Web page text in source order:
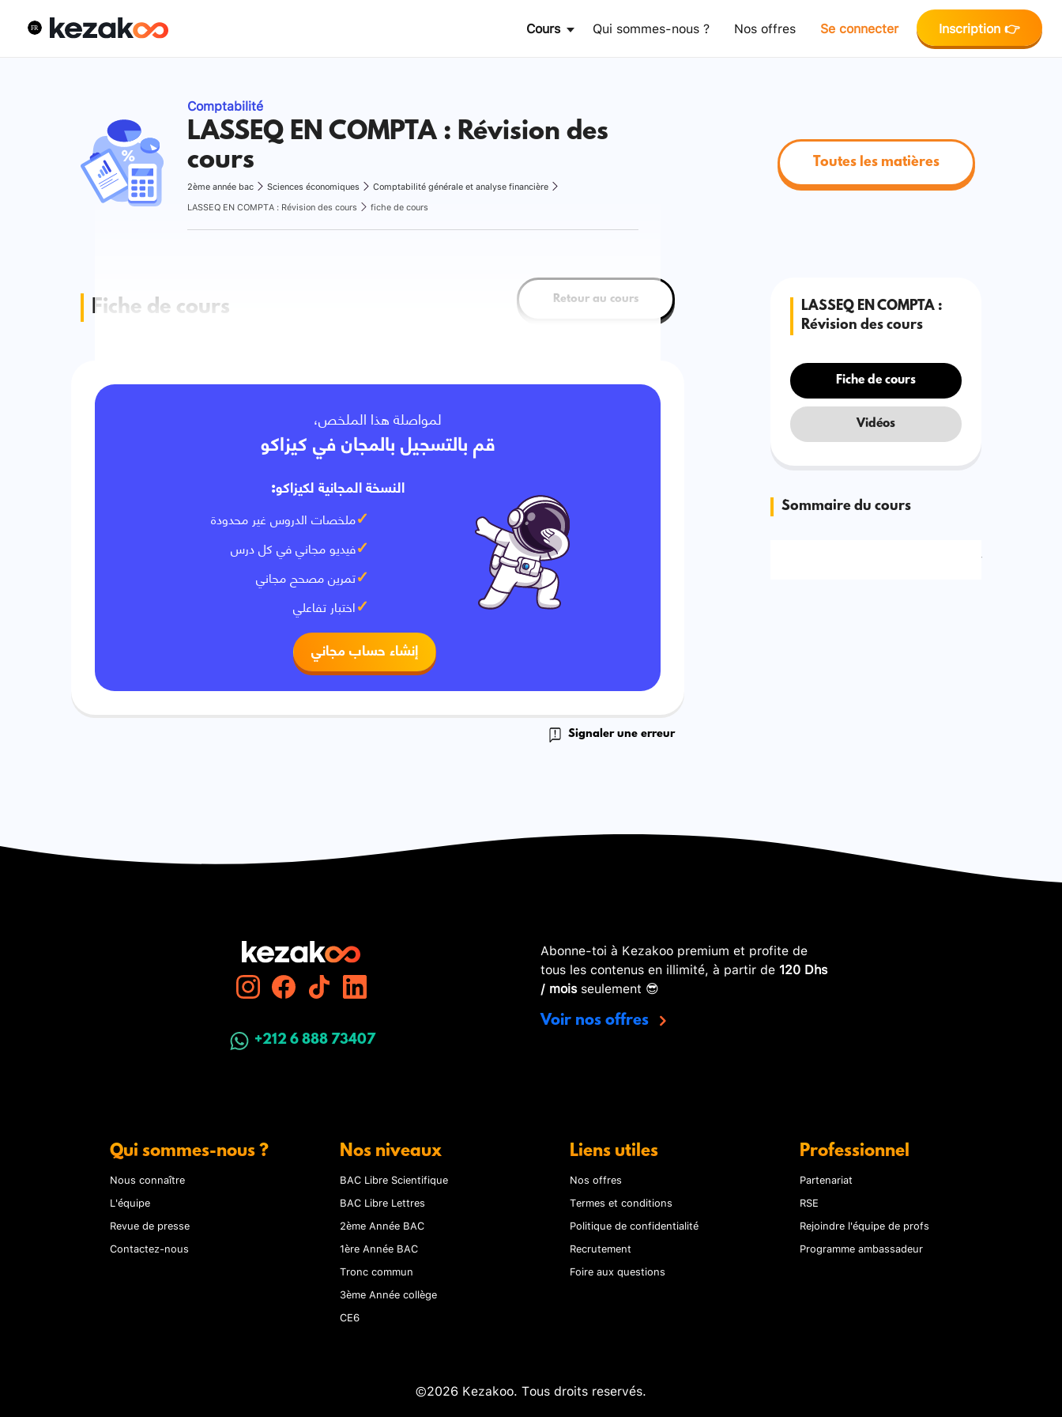
Cours Qui sommes-nous ? Nos offres Se connecter Inscription 👉
Comptabilité
LASSEQ EN COMPTA : Révision des
cours
2ème année bac Sciences économiques
Comptabilité générale et analyse financière
LASSEQ EN COMPTA : Révision des cours
fiche de cours
Toutes les matières
Fiche de cours Retour au cours
لمواصلة هذا الملخص،
قم بالتسجيل بالمجان في كيزاكو
النسخة المجانية لكيزاكو:
ملخصات الدروس غير محدودة
فيديو مجاني في كل درس
تمرين مصحح مجاني
اختبار تفاعلي
إنشاء حساب مجاني
Signaler une erreur
LASSEQ EN COMPTA :
Révision des cours
Fiche de cours
Vidéos
Sommaire du cours
+212 6 888 73407
Abonne-toi à Kezakoo premium et profite de
tous les contenus en illimité, à partir de 120 Dhs
/ moisseulement 😎
Voir nos offres
Qui sommes-nous ?
Nous connaître
L'équipe
Revue de presse
Contactez-nous
Nos niveaux
BAC Libre Scientifique
BAC Libre Lettres
2ème Année BAC
1ère Année BAC
Tronc commun
3ème Année collège
CE6
Liens utiles
Nos offres
Termes et conditions
Politique de confidentialité
Recrutement
Foire aux questions
Professionnel
Partenariat
RSE
Rejoindre l'équipe de profs
Programme ambassadeur
©2026 Kezakoo. Tous droits reservés.